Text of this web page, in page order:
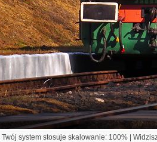
Twój system stosuje skalowanie: 100% |